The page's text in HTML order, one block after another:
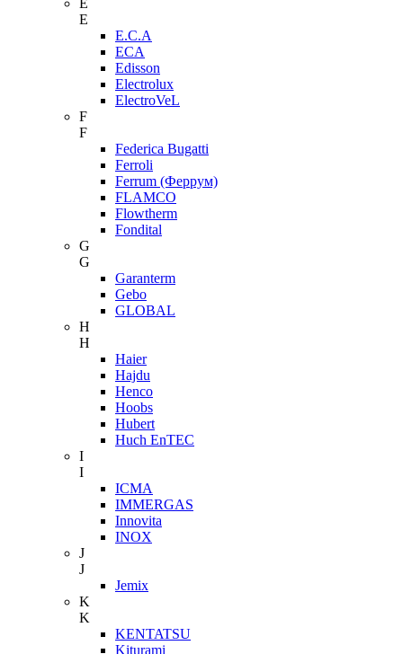
E
E
E.C.A
ECA
Edisson
Electrolux
ElectroVeL
F
F
Federica Bugatti
Ferroli
Ferrum (Феррум)
FLAMCO
Flowtherm
Fondital
G
G
Garanterm
Gebo
GLOBAL
H
H
Haier
Hajdu
Henco
Hoobs
Hubert
Huch EnTEC
I
I
ICMA
IMMERGAS
Innovita
INOX
J
J
Jemix
K
K
KENTATSU
Kiturami